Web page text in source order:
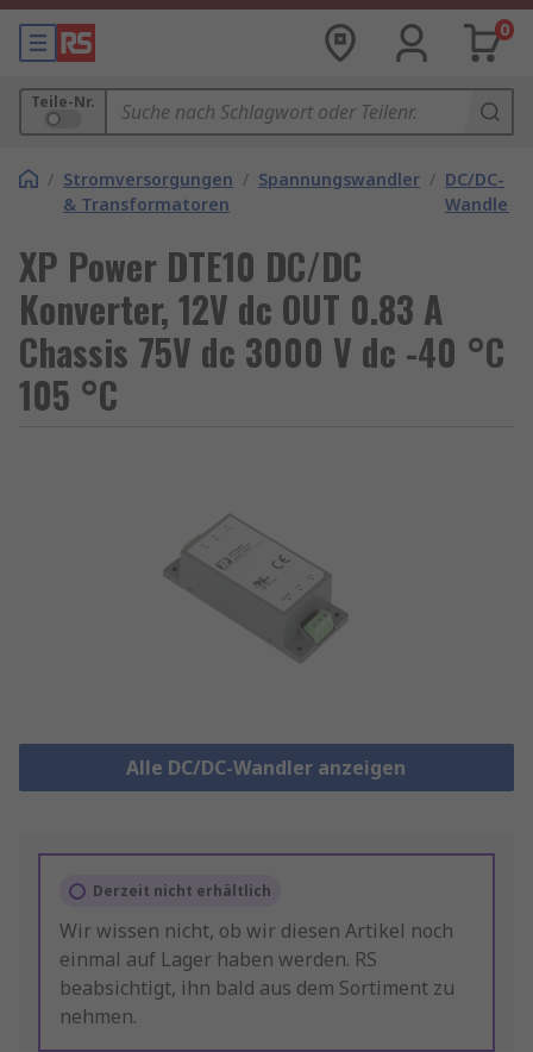
0
Teile-Nr.
/ Stromversorgungen
& Transformatoren
/ Spannungswandler / DC/DC-
Wandler
XP Power DTE10 DC/DC
Konverter, 12V dc OUT 0.83 A
Chassis 75V dc 3000 V dc -40 °C
105 °C
Alle DC/DC-Wandler anzeigen
Derzeit nicht erhältlich
Wir wissen nicht, ob wir diesen Artikel noch
einmal auf Lager haben werden. RS
beabsichtigt, ihn bald aus dem Sortiment zu
nehmen.